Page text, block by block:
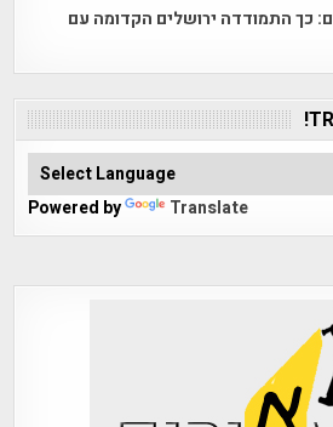
כך התמודדה ירושלים הקדומה עם
Powered by Translate